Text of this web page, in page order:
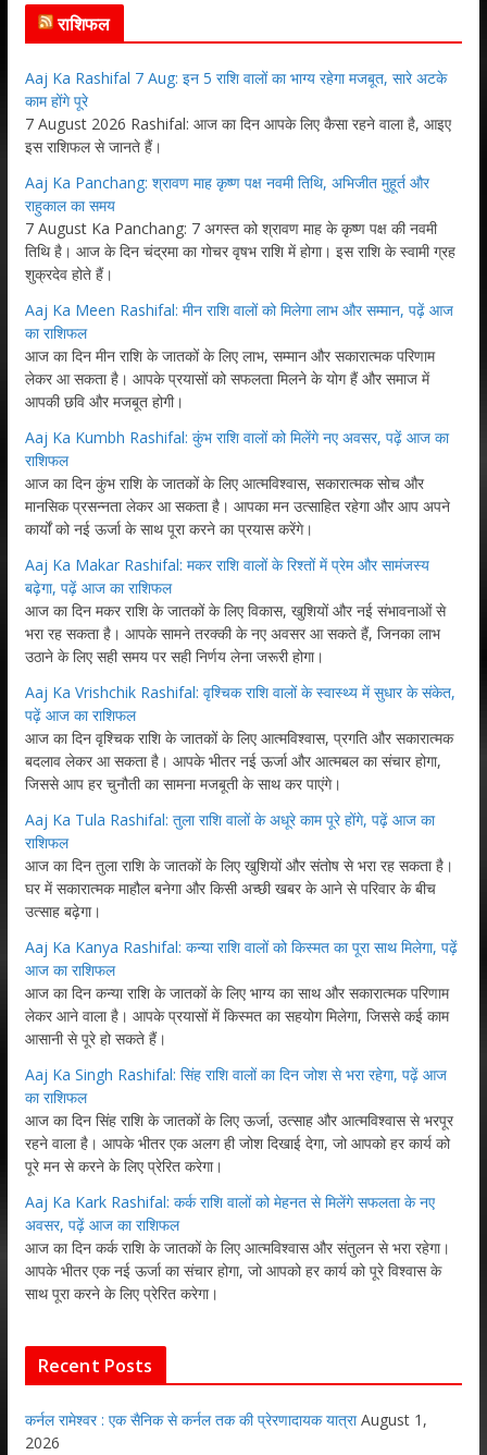
राशिफल
Aaj Ka Rashifal 7 Aug: इन 5 राशि वालों का भाग्य रहेगा मजबूत, सारे अटके
काम होंगे पूरे
7 August 2026 Rashifal: आज का दिन आपके लिए कैसा रहने वाला है, आइए
इस राशिफल से जानते हैं।
Aaj Ka Panchang: श्रावण माह कृष्ण पक्ष नवमी तिथि, अभिजीत मुहूर्त और
राहुकाल का समय
7 August Ka Panchang: 7 अगस्त को श्रावण माह के कृष्ण पक्ष की नवमी
तिथि है। आज के दिन चंद्रमा का गोचर वृषभ राशि में होगा। इस राशि के स्वामी ग्रह
शुक्रदेव होते हैं।
Aaj Ka Meen Rashifal: मीन राशि वालों को मिलेगा लाभ और सम्मान, पढ़ें आज
का राशिफल
आज का दिन मीन राशि के जातकों के लिए लाभ, सम्मान और सकारात्मक परिणाम
लेकर आ सकता है। आपके प्रयासों को सफलता मिलने के योग हैं और समाज में
आपकी छवि और मजबूत होगी।
Aaj Ka Kumbh Rashifal: कुंभ राशि वालों को मिलेंगे नए अवसर, पढ़ें आज का
राशिफल
आज का दिन कुंभ राशि के जातकों के लिए आत्मविश्वास, सकारात्मक सोच और
मानसिक प्रसन्नता लेकर आ सकता है। आपका मन उत्साहित रहेगा और आप अपने
कार्यों को नई ऊर्जा के साथ पूरा करने का प्रयास करेंगे।
Aaj Ka Makar Rashifal: मकर राशि वालों के रिश्तों में प्रेम और सामंजस्य
बढ़ेगा, पढ़ें आज का राशिफल
आज का दिन मकर राशि के जातकों के लिए विकास, खुशियों और नई संभावनाओं से
भरा रह सकता है। आपके सामने तरक्की के नए अवसर आ सकते हैं, जिनका लाभ
उठाने के लिए सही समय पर सही निर्णय लेना जरूरी होगा।
Aaj Ka Vrishchik Rashifal: वृश्चिक राशि वालों के स्वास्थ्य में सुधार के संकेत,
पढ़ें आज का राशिफल
आज का दिन वृश्चिक राशि के जातकों के लिए आत्मविश्वास, प्रगति और सकारात्मक
बदलाव लेकर आ सकता है। आपके भीतर नई ऊर्जा और आत्मबल का संचार होगा,
जिससे आप हर चुनौती का सामना मजबूती के साथ कर पाएंगे।
Aaj Ka Tula Rashifal: तुला राशि वालों के अधूरे काम पूरे होंगे, पढ़ें आज का
राशिफल
आज का दिन तुला राशि के जातकों के लिए खुशियों और संतोष से भरा रह सकता है।
घर में सकारात्मक माहौल बनेगा और किसी अच्छी खबर के आने से परिवार के बीच
उत्साह बढ़ेगा।
Aaj Ka Kanya Rashifal: कन्या राशि वालों को किस्मत का पूरा साथ मिलेगा, पढ़ें
आज का राशिफल
आज का दिन कन्या राशि के जातकों के लिए भाग्य का साथ और सकारात्मक परिणाम
लेकर आने वाला है। आपके प्रयासों में किस्मत का सहयोग मिलेगा, जिससे कई काम
आसानी से पूरे हो सकते हैं।
Aaj Ka Singh Rashifal: सिंह राशि वालों का दिन जोश से भरा रहेगा, पढ़ें आज
का राशिफल
आज का दिन सिंह राशि के जातकों के लिए ऊर्जा, उत्साह और आत्मविश्वास से भरपूर
रहने वाला है। आपके भीतर एक अलग ही जोश दिखाई देगा, जो आपको हर कार्य को
पूरे मन से करने के लिए प्रेरित करेगा।
Aaj Ka Kark Rashifal: कर्क राशि वालों को मेहनत से मिलेंगे सफलता के नए
अवसर, पढ़ें आज का राशिफल
आज का दिन कर्क राशि के जातकों के लिए आत्मविश्वास और संतुलन से भरा रहेगा।
आपके भीतर एक नई ऊर्जा का संचार होगा, जो आपको हर कार्य को पूरे विश्वास के
साथ पूरा करने के लिए प्रेरित करेगा।
Recent Posts
कर्नल रामेश्वर : एक सैनिक से कर्नल तक की प्रेरणादायक यात्रा August 1,
2026